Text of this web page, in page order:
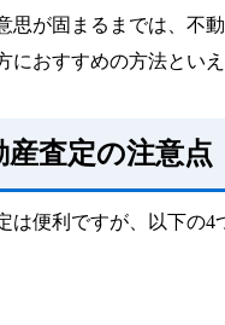
思が固まるまでは、不
におすすめの方法といえ
産査定の注意点
は便利ですが、以下の4